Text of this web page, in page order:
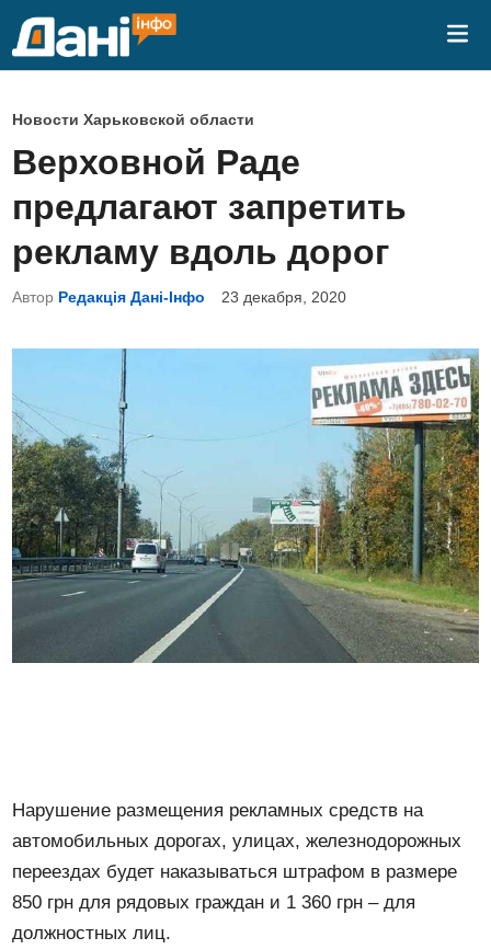
О
п
у
б
л
и
к
а
н
о
в
Новости Харьковской области
Верховной Раде
предлагают запретить
рекламу вдоль дорог
Автор Редакція Дані-Інфо 23 декабря, 2020
Нарушение размещения рекламных средств на
автомобильных дорогах, улицах, железнодорожных
переездах будет наказываться штрафом в размере
850 грн для рядовых граждан и 1 360 грн – для
должностных лиц.